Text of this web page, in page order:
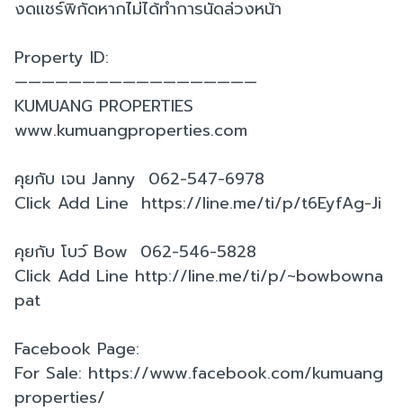
งดแชร์พิกัดหากไม่ได้ทำการนัดล่วงหน้า
Property ID:
——————————————————
KUMUANG PROPERTIES
www.kumuangproperties.com
คุยกับ เจน Janny 062-547-6978
Click Add Line https://line.me/ti/p/t6EyfAg-Ji
คุยกับ โบว์ Bow 062-546-5828
Click Add Line http://line.me/ti/p/~bowbowna
pat
Facebook Page:
For Sale: https://www.facebook.com/kumuang
properties/